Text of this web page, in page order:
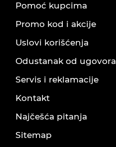
Pomoć kupcima
Promo kod i akcije
Uslovi korišćenja
Odustanak od ugovora
Servis i reklamacije
Kontakt
Najčešća pitanja
Sitemap